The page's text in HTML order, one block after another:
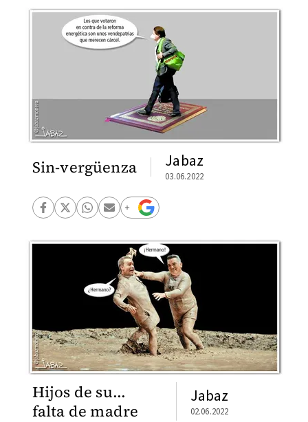
Sin-vergüenza Jabaz
03.06.2022
Hijos de su...
falta de madre
Jabaz
02.06.2022